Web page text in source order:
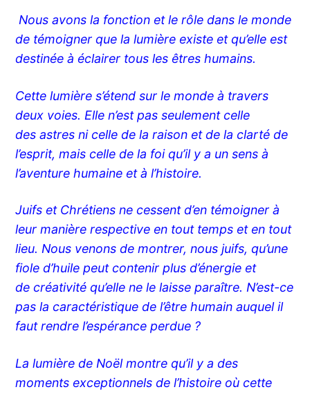
Nous avons la fonction et le rôle dans le monde
de témoigner que la lumière existe et qu’elle est
destinée à éclairer tous les êtres humains.
Cette lumière s’étend sur le monde à travers
deux voies. Elle n’est pas seulement celle
des astres ni celle de la raison et de la clarté de
l’esprit, mais celle de la foi qu’il y a un sens à
l’aventure humaine et à l’histoire.
Juifs et Chrétiens ne cessent d’en témoigner à
leur manière respective en tout temps et en tout
lieu. Nous venons de montrer, nous juifs, qu’une
fiole d’huile peut contenir plus d’énergie et
de créativité qu’elle ne le laisse paraître. N’est-ce
pas la caractéristique de l’être humain auquel il
faut rendre l’espérance perdue ?
La lumière de Noël montre qu’il y a des
moments exceptionnels de l’histoire où cette